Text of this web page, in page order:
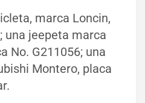
marca Loncin,
una jeepeta marca
No. G211056; una
Montero, placa